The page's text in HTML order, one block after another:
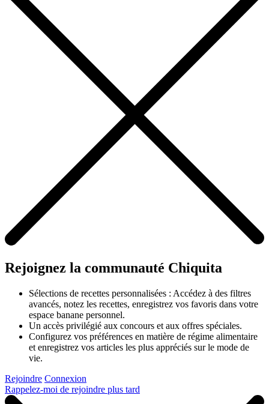
Rejoignez la communauté Chiquita
Sélections de recettes personnalisées : Accédez à des filtres
avancés, notez les recettes, enregistrez vos favoris dans votre
espace banane personnel.
Un accès privilégié aux concours et aux offres spéciales.
Configurez vos préférences en matière de régime alimentaire
et enregistrez vos articles les plus appréciés sur le mode de
vie.
Rejoindre Connexion
Rappelez-moi de rejoindre plus tard